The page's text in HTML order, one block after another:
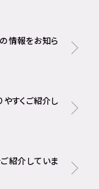
情報をお知ら
すくご紹介し
紹介していま